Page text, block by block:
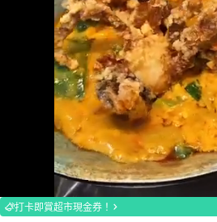
Loaded
100.00%
打卡即賞超市現金券！